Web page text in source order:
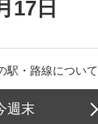
17日
駅・路線について
週末